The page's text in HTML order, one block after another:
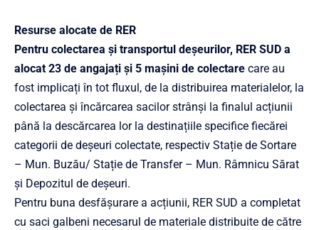
Resurse alocate de RER
Pentru colectarea și transportul deșeurilor, RER SUD a
alocat 23 de angajați și 5 mașini de colectare care au
fost implicați în tot fluxul, de la distribuirea materialelor, la
colectarea și încărcarea sacilor strânși la finalul acțiunii
până la descărcarea lor la destinațiile specifice fiecărei
categorii de deșeuri colectate, respectiv Stație de Sortare
– Mun. Buzău/ Stație de Transfer – Mun. Râmnicu Sărat
și Depozitul de deșeuri.
Pentru buna desfășurare a acțiunii, RER SUD a completat
cu saci galbeni necesarul de materiale distribuite de către